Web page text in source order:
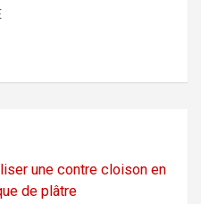
une contre cloison en
de plâtre